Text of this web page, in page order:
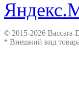
© 2015-2026 Baccara-
* Внешний вид